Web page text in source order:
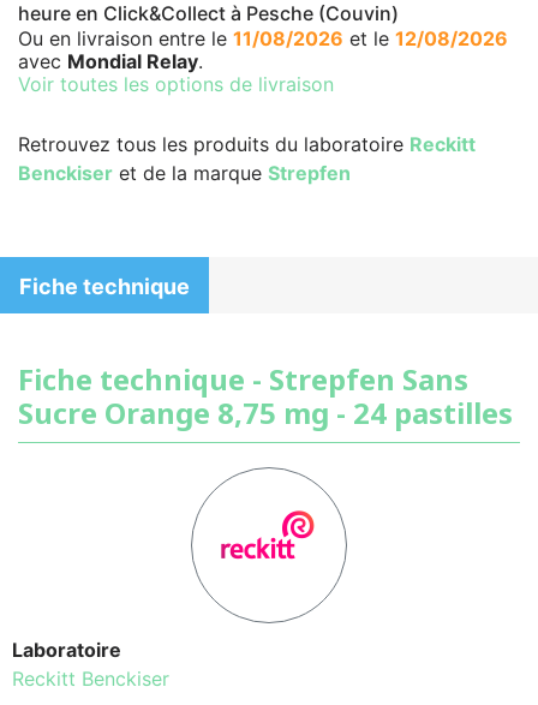
heure en Click&Collect à Pesche (Couvin)
Ou en livraison entre le 11/08/2026 et le 12/08/2026
avec Mondial Relay.
Voir toutes les options de livraison
Retrouvez tous les produits du laboratoire Reckitt
Benckiser et de la marque Strepfen
Fiche technique
Fiche technique - Strepfen Sans
Sucre Orange 8,75 mg - 24 pastilles
Laboratoire
Reckitt Benckiser